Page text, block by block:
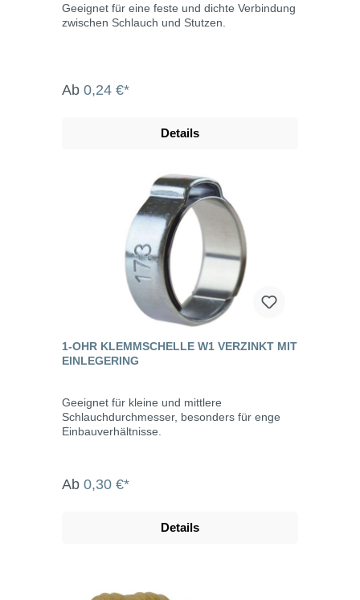
Geeignet für eine feste und dichte Verbindung
zwischen Schlauch und Stutzen.
Ab 0,24 €*
Details
1-OHR KLEMMSCHELLE W1 VERZINKT MIT
EINLEGERING
Geeignet für kleine und mittlere
Schlauchdurchmesser, besonders für enge
Einbauverhältnisse.
Ab 0,30 €*
Details